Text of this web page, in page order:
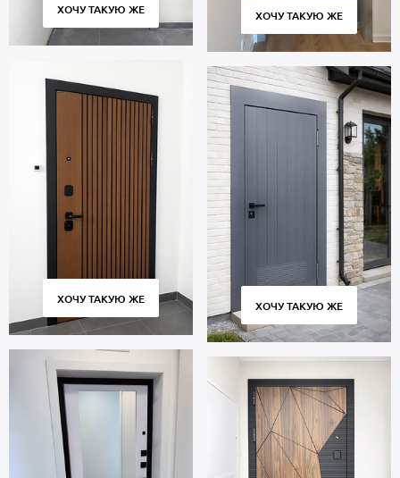
ХОЧУ ТАКУЮ ЖЕ
ХОЧУ ТАКУЮ ЖЕ
ХОЧУ ТАКУЮ ЖЕ
ХОЧУ ТАКУЮ ЖЕ